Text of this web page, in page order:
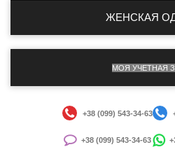
ЖЕНСКАЯ
МОЯ УЧЕТНАЯ
+38 (099) 543-34-63
+38 (099) 543-34-63